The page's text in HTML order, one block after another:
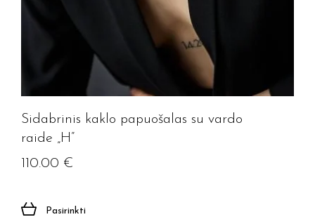
Sidabrinis kaklo papuošalas su vardo
raide „H”
110.00 €
Pasirinkti